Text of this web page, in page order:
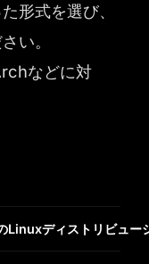
形式を選び、
い。
などに対
Linuxディストリビュー